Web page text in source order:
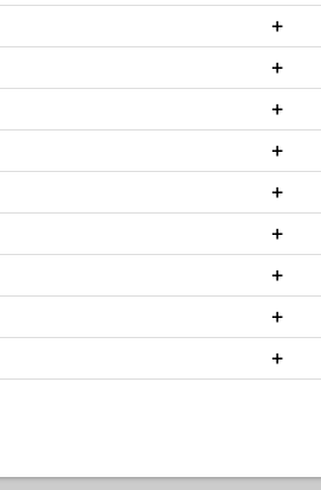
+
+
+
+
+
+
+
+
+